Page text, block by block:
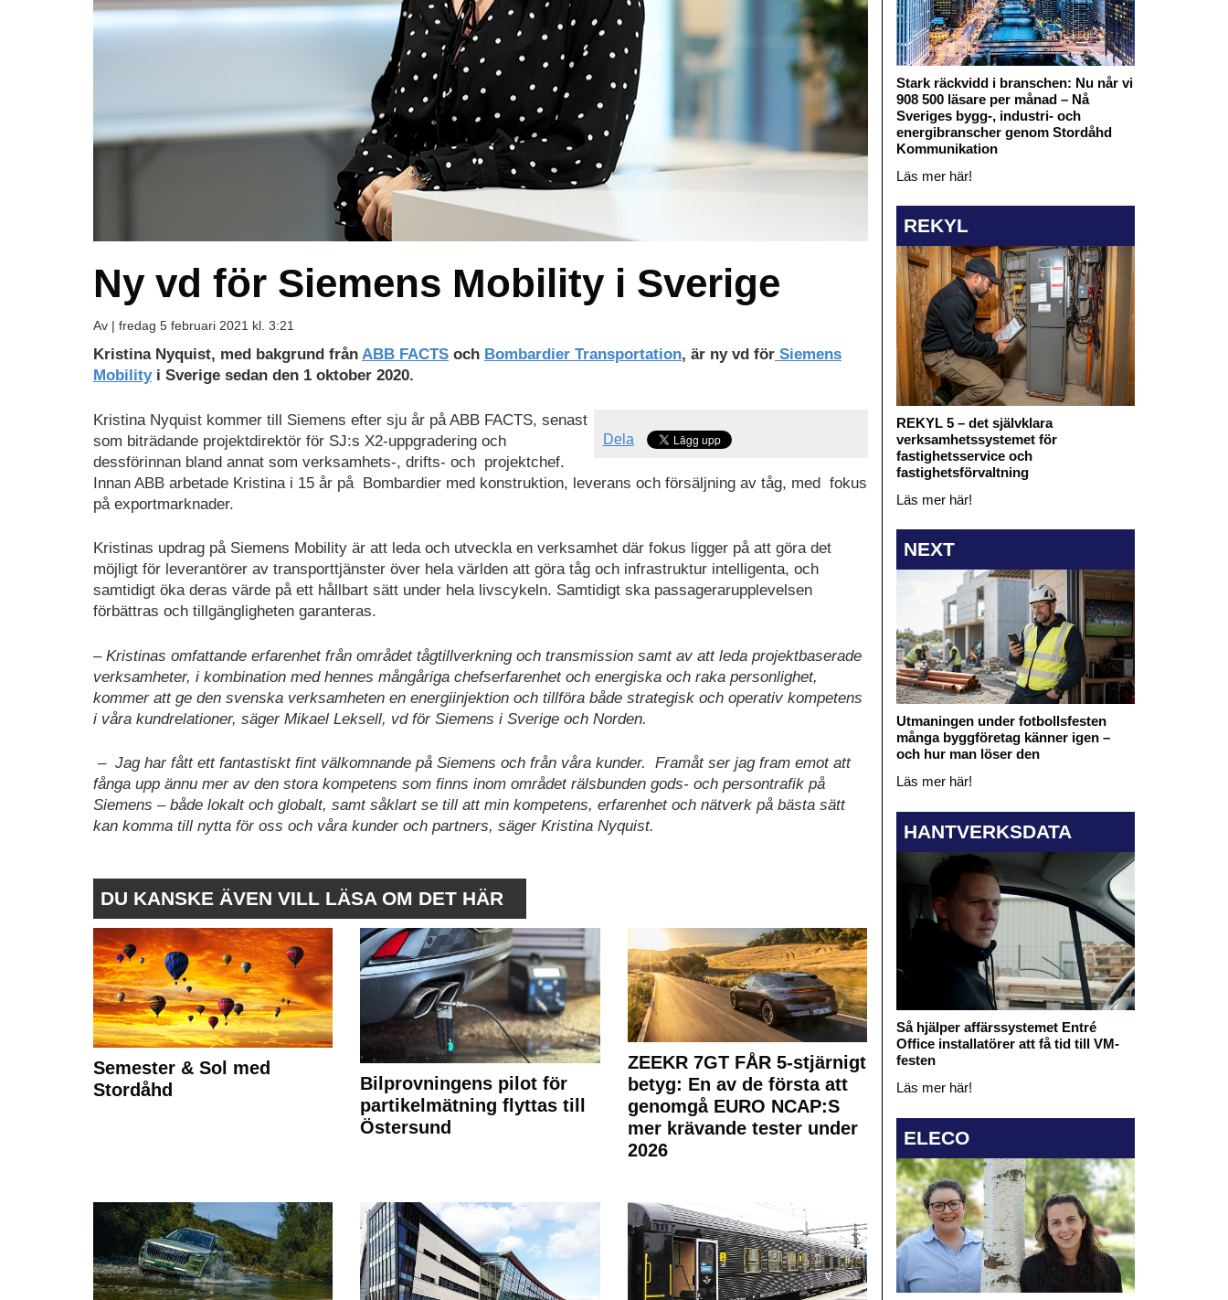
Ny vd för Siemens Mobility i Sverige
Av | fredag 5 februari 2021 kl. 3:21
Kristina Nyquist, med bakgrund från ABB FACTS och Bombardier Transportation, är ny vd för Siemens
Mobilityi Sverige sedan den 1 oktober 2020.
Dela
Kristina Nyquist kommer till Siemens efter sju år på ABB FACTS, senast
som biträdande projektdirektör för SJ:s X2-uppgradering och
dessförinnan bland annat som verksamhets-, drifts- och projektchef.
Innan ABB arbetade Kristina i 15 år på Bombardier med konstruktion, leverans och försäljning av tåg, med fokus
på exportmarknader.
Kristinas updrag på Siemens Mobility är att leda och utveckla en verksamhet där fokus ligger på att göra det
möjligt för leverantörer av transporttjänster över hela världen att göra tåg och infrastruktur intelligenta, och
samtidigt öka deras värde på ett hållbart sätt under hela livscykeln. Samtidigt ska passagerarupplevelsen
förbättras och tillgängligheten garanteras.
– Kristinas omfattande erfarenhet från området tågtillverkning och transmission samt av att leda projektbaserade
verksamheter, i kombination med hennes mångåriga chefserfarenhet och energiska och raka personlighet,
kommer att ge den svenska verksamheten en energiinjektion och tillföra både strategisk och operativ kompetens
i våra kundrelationer, säger Mikael Leksell, vd för Siemens i Sverige och Norden.
– Jag har fått ett fantastiskt fint välkomnande på Siemens och från våra kunder. Framåt ser jag fram emot att
fånga upp ännu mer av den stora kompetens som finns inom området rälsbunden gods- och persontrafik på
Siemens – både lokalt och globalt, samt såklart se till att min kompetens, erfarenhet och nätverk på bästa sätt
kan komma till nytta för oss och våra kunder och partners, säger Kristina Nyquist.
DU KANSKE ÄVEN VILL LÄSA OM DET HÄR
Semester & Sol med
Stordåhd
Bilprovningens pilot för
partikelmätning flyttas till
Östersund
ZEEKR 7GT FÅR 5-stjärnigt
betyg: En av de första att
genomgå EURO NCAP:S
mer krävande tester under
2026
Stark räckvidd i branschen: Nu når vi
908 500 läsare per månad – Nå
Sveriges bygg-, industri- och
energibranscher genom Stordåhd
Kommunikation
Läs mer här!
REKYL
REKYL 5 – det självklara
verksamhetssystemet för
fastighetsservice och
fastighetsförvaltning
Läs mer här!
NEXT
Utmaningen under fotbollsfesten
många byggföretag känner igen –
och hur man löser den
Läs mer här!
HANTVERKSDATA
Så hjälper affärssystemet Entré
Office installatörer att få tid till VM-
festen
Läs mer här!
ELECO